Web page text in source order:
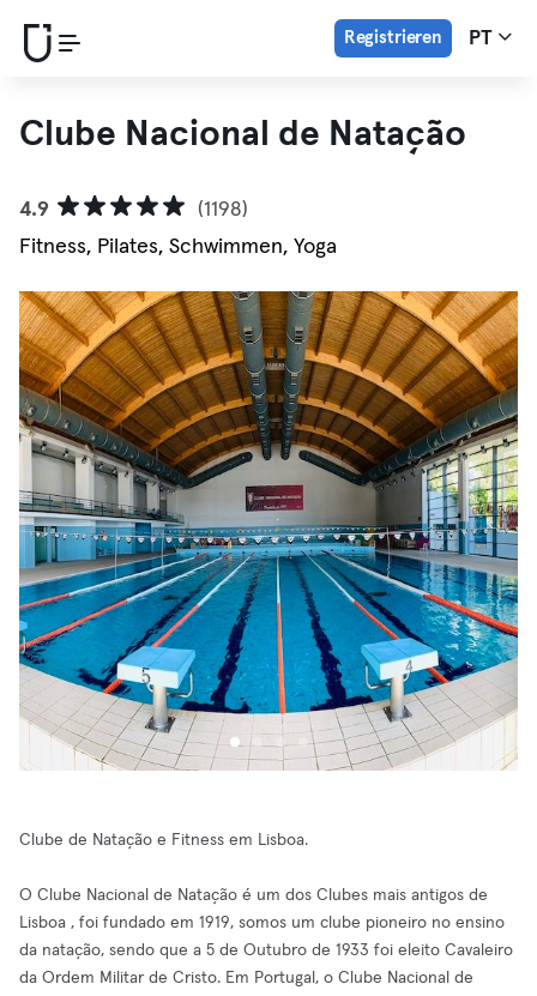
Registrieren PT
Clube Nacional de Natação
4.9
(1198)
Fitness, Pilates, Schwimmen, Yoga
Clube de Natação e Fitness em Lisboa.
O Clube Nacional de Natação é um dos Clubes mais antigos de
Lisboa , foi fundado em 1919, somos um clube pioneiro no ensino
da natação, sendo que a 5 de Outubro de 1933 foi eleito Cavaleiro
da Ordem Militar de Cristo. Em Portugal, o Clube Nacional de